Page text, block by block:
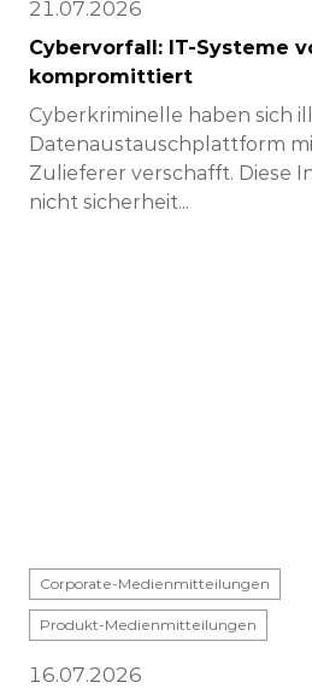
21.07.2026
Cybervorfall: IT-Systeme
kompromittiert
Cyberkriminelle haben sich
Datenaustauschplattform
Zulieferer verschafft. Diese
nicht sicherheit...
Corporate-Medienmitteilungen
Produkt-Medienmitteilungen
16.07.2026